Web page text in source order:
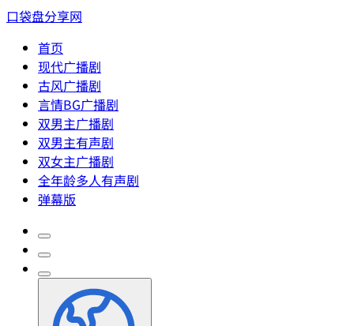
口袋盘分享网
首页
现代广播剧
古风广播剧
言情BG广播剧
双男主广播剧
双男主有声剧
双女主广播剧
全年龄多人有声剧
弹幕版